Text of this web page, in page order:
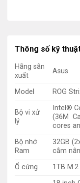
Thông số kỹ
Hãng sãn
xuất
Asus
Model ROG
Bộ vi xử
lý
Intel®
(36M
cores
Bộ nhớ
Ram
32GB
cắm
Ổ cứng
1TB